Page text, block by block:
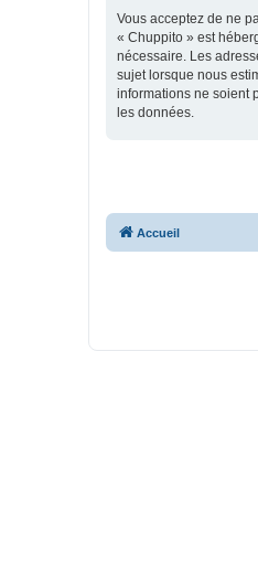
Vous acceptez de ne
« Chuppito » est
nécessaire. Les
sujet lorsque nous
informations ne soient
les données.
Accueil